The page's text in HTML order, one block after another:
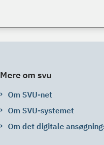
Mere om svu
Om SVU-net
Om SVU-systemet
Om det digitale